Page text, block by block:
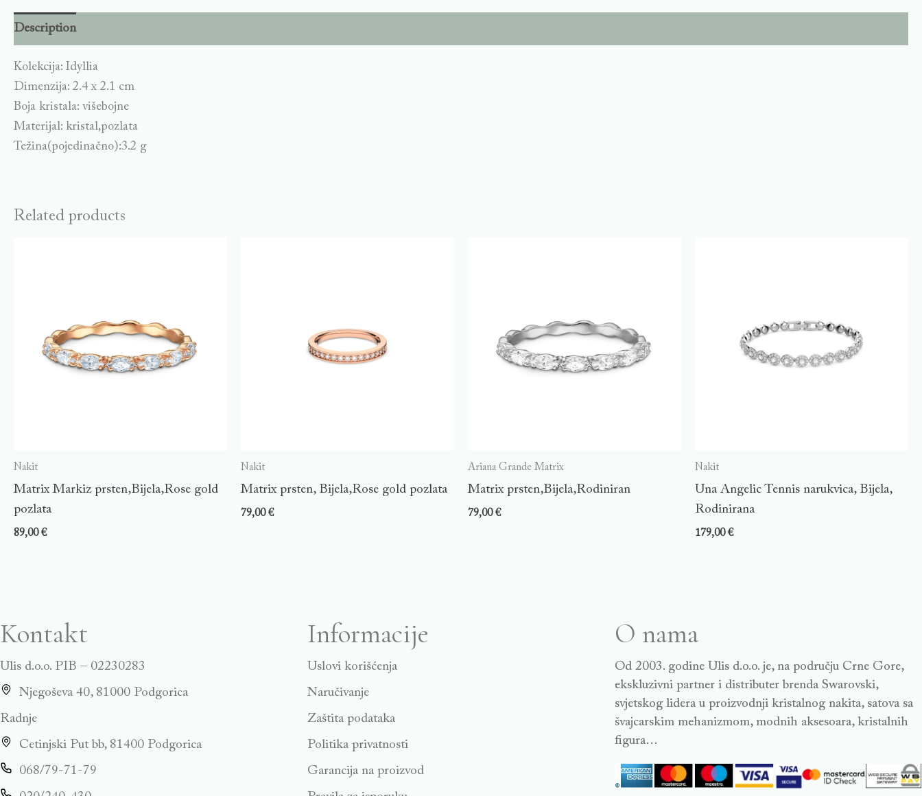
Description
Kolekcija: Idyllia
Dimenzija: 2.4 x 2.1 cm
Boja kristala: višebojne
Materijal: kristal,pozlata
Težina(pojedinačno):3.2 g
Related products
Nakit
Matrix Markiz prsten,Bijela,Rose gold
pozlata
89,00€
Nakit
Matrix prsten, Bijela,Rose gold pozlata
79,00€
Ariana Grande Matrix
Matrix prsten,Bijela,Rodiniran
79,00€
Nakit
Una Angelic Tennis narukvica, Bijela,
Rodinirana
179,00€
Kontakt
Ulis d.o.o. PIB – 02230283
Njegoševa 40, 81000 Podgorica
Radnje
Cetinjski Put bb, 81400 Podgorica
068/79-71-79
Informacije
Uslovi korišćenja
Naručivanje
Zaštita podataka
Politika privatnosti
Garancija na proizvod
O nama
Od 2003. godine Ulis d.o.o. je, na području Crne Gore,
ekskluzivni partner i distributer brenda Swarovski,
svjetskog lidera u proizvodnji kristalnog nakita, satova sa
švajcarskim mehanizmom, modnih aksesoara, kristalnih
figura…